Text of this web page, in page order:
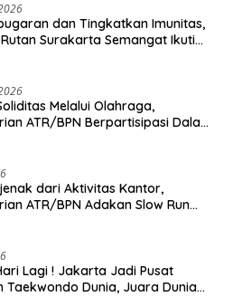
dan Tingkatkan Imunitas,
Surakarta Semangat Ikuti
Melalui Olahraga,
ATR/BPN Berpartisipasi Dalam
dari Aktivitas Kantor,
ATR/BPN Adakan Slow Run
Lagi ! Jakarta Jadi Pusat
Taekwondo Dunia, Juara Dunia